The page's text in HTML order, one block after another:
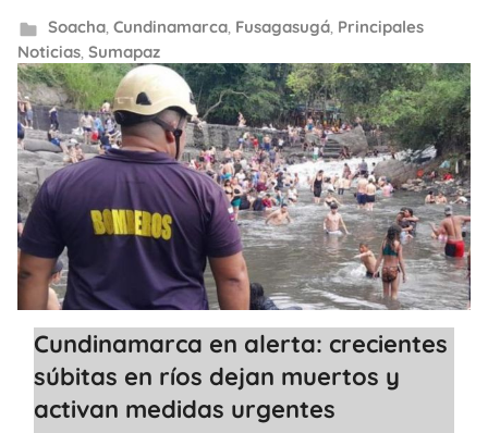
Soacha, Cundinamarca, Fusagasugá, Principales
Noticias Sumapaz
Cundinamarca en alerta: crecientes
súbitas en ríos dejan muertos y
activan medidas urgentes